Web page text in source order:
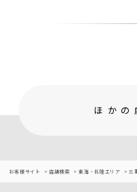
ほかの
お客様サイト 店舗検索 東海・北陸エリア 三